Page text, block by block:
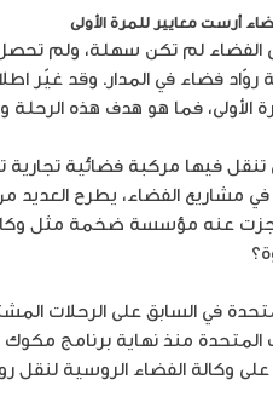
أرست معايير للمرة الأولى
لم تكن سهلة، ولم
فضاء في المدار. وقد غيّر
الأولى، فما هو هدف هذه الرحلة
تنقل فيها مركبة فضائية
في مشاريع الفضاء، يطرح
عنه مؤسسة ضخمة مثل وكالة
في السابق على الرحلات
المتحدة منذ نهاية برنامج
وكالة الفضاء الروسية لنقل